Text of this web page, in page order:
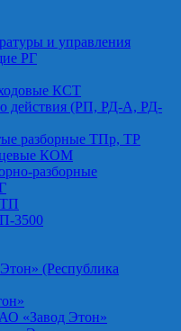
и управления
РГ
КСТ
действия (РП, РД-А, РД-
разборные ТПр, ТР
КОМ
разборные
3500
(Республика
«Завод Этон»